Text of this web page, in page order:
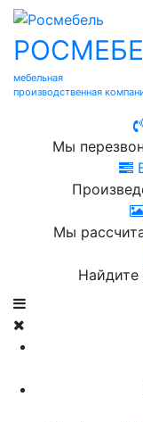
мебельная
производственная
Мы
Мы